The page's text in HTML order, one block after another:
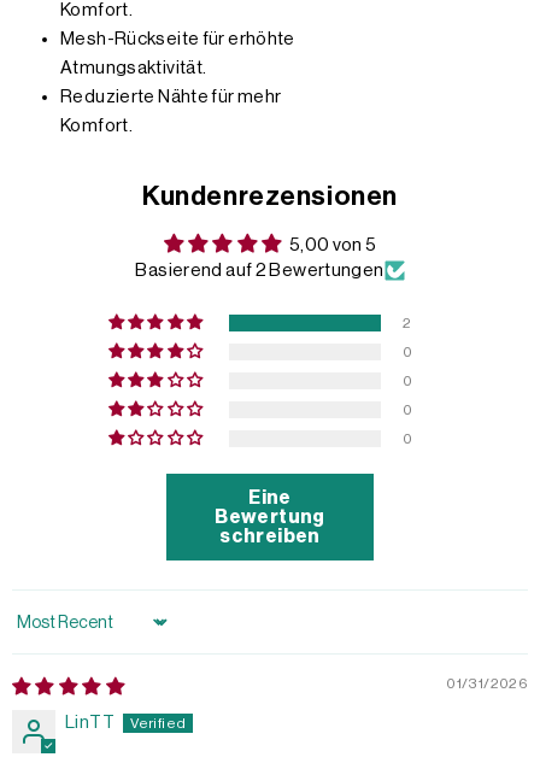
Komfort.
Mesh-Rückseite für erhöhte
Atmungsaktivität.
Reduzierte Nähte für mehr
Komfort.
Kundenrezensionen
5,00 von 5
Basierend auf 2 Bewertungen
2
0
0
0
0
Eine
Bewertung
schreiben
Sort by
01/31/2026
LinTT